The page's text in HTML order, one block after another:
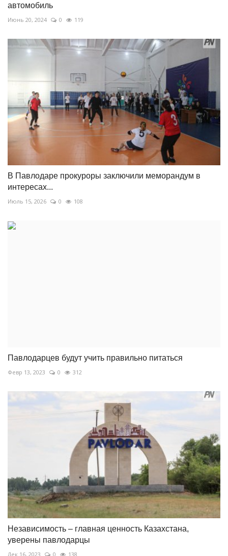
автомобиль
Июнь 20, 2024 0 119
В Павлодаре прокуроры заключили меморандум в
интересах...
Июль 15, 2026 0 108
Павлодарцев будут учить правильно питаться
Февр 13, 2023 0 312
Независимость – главная ценность Казахстана,
уверены павлодарцы
Дек 16, 2023 0 138